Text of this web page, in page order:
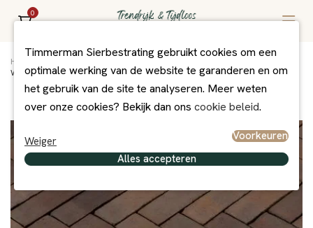
0
Home Gebakken Bestrating Getrommeld
WF80 Lividus
Timmerman Sierbestrating gebruikt cookies om een
optimale werking van de website te garanderen en om
het gebruik van de site te analyseren. Meer weten
over onze cookies? Bekijk dan ons cookie beleid.
Weiger
Voorkeuren
Alles accepteren